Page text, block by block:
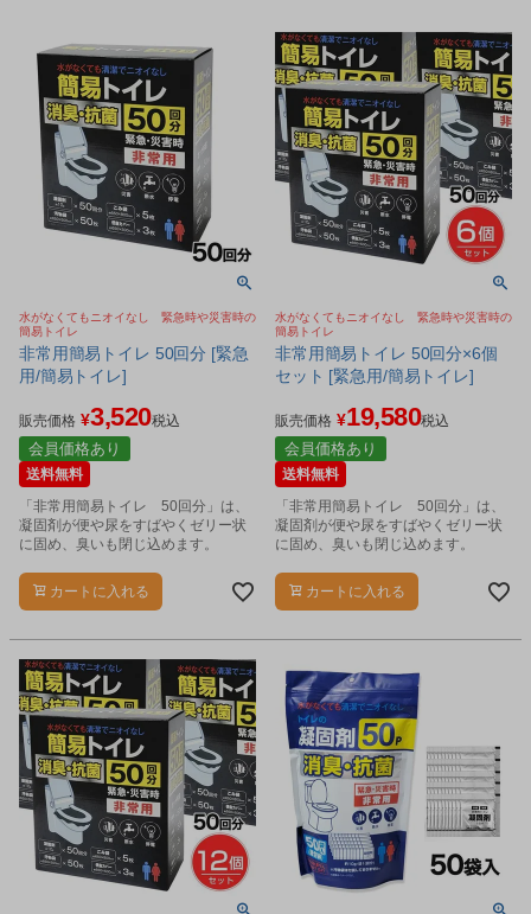
水がなくてもニオイなし 緊急時や災害時の
簡易トイレ
非常用簡易トイレ 50回分 [緊急
用/簡易トイレ]
販売価格 ¥3,520税込
会員価格あり
送料無料
「非常用簡易トイレ 50回分」は、
凝固剤が便や尿をすばやくゼリー状
に固め、臭いも閉じ込めます。
カートに入れる
水がなくてもニオイなし 緊急時や災害時の
簡易トイレ
非常用簡易トイレ 50回分×6個
セット [緊急用/簡易トイレ]
販売価格 ¥19,580税込
会員価格あり
送料無料
「非常用簡易トイレ 50回分」は、
凝固剤が便や尿をすばやくゼリー状
に固め、臭いも閉じ込めます。
カートに入れる